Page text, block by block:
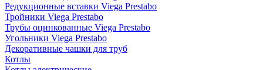
Редукционные вставки Viega Prestabo
Тройники Viega Prestabo
Трубы оцинкованные Viega Prestabo
Угольники Viega Prestabo
Декоративные чашки для труб
Котлы